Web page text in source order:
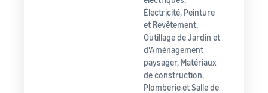
Électricité, Peinture
et Revêtement,
Outillage de Jardin et
d'Aménagement
paysager, Matériaux
de construction,
Plomberie et Salle de